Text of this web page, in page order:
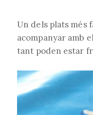
Un dels plats més
acompanyar amb
tant poden estar